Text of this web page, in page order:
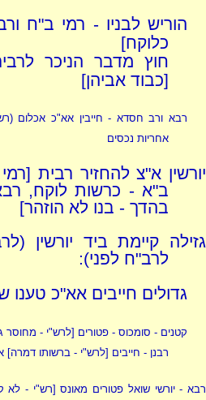
הוריש לבניו - רמי ב"ח
כלוקח]
חוץ מדבר הניכר
[כבוד אביהן]
רבא ורב חסדא - חייבין אא"כ אכלום
אחריות נכסים
יורשין א"צ להחזיר רבית
ב"א - כרשות לוקח,
בהדך - בנו לא הוזהר]
גזילה קיימת ביד יורשין
לרב"ח לפני):
גדולים חייבים אא"כ
קטנים - סומכוס - פטורים [לרש"י - מחוסר
רבנן - חייבים [לרש"י - ברשותו דמרה]
רבא - יורשי שואל פטורים מאונס [רש"י - לא